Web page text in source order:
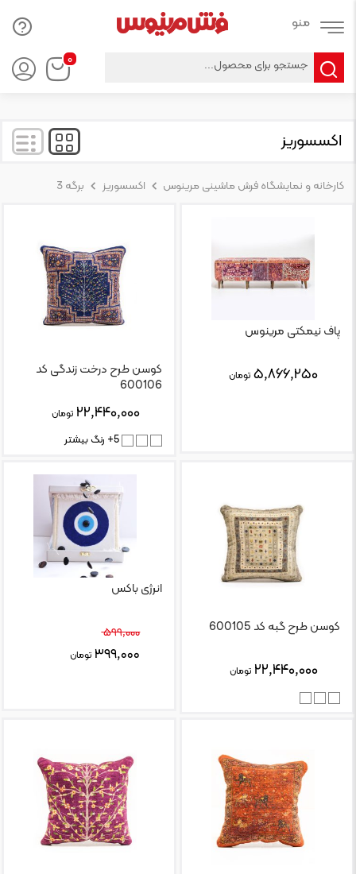
۰
Products
search
اکسسوریز
کارخانه و نمایشگاه فرش ماشینی مرینوس اکسسوریز برگه 3
پاف نیمکتی مرینوس
۵,۸۶۶,۲۵۰ تومان
کوسن طرح درخت زندگی کد
600106
۲۲,۴۴۰,۰۰۰ تومان
5+ رنگ بیشتر
کوسن طرح گبه کد 600105
۲۲,۴۴۰,۰۰۰ تومان
انرژی باکس
۵۹۹,۰۰۰
۳۹۹,۰۰۰ تومان